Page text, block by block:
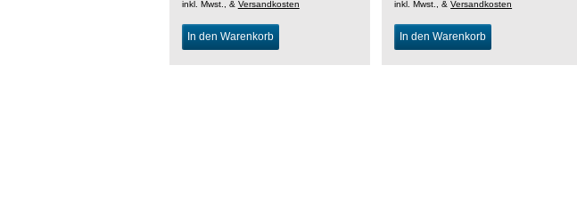
inkl. Mwst., & Versandkosten
In den Warenkorb
inkl. Mwst., &Versandkosten
In den Warenkorb